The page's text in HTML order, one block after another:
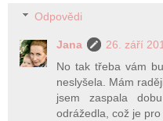
Odpovědi
Jana
26. září
No tak třeba vám
neslyšela. Mám
jsem zaspala
odrážedla, což je